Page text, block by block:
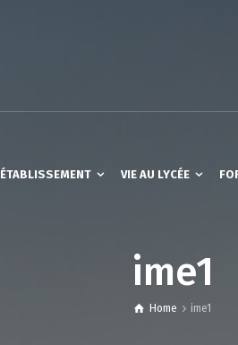
ÉTABLISSEMENT VIE AU LYCÉE
ime1
Home ime1